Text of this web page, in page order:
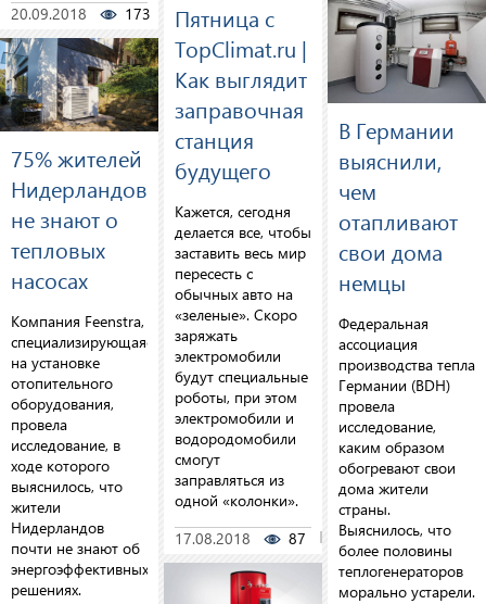
20.09.2018
173 0
75% жителей
Нидерландов
не знают о
тепловых
насосах
Компания Feenstra,
специализирующаяся
на установке
отопительного
оборудования,
провела
исследование, в
ходе которого
выяснилось, что
жители
Нидерландов
почти не знают об
энергоэффективных
решениях.
Пятница с
TopClimat.ru |
Как выглядит
заправочная
станция
будущего
Кажется, сегодня
делается все, чтобы
заставить весь мир
пересесть с
обычных авто на
«зеленые». Скоро
заряжать
электромобили
будут специальные
роботы, при этом
электромобили и
водородомобили
смогут
заправляться из
одной «колонки».
17.08.2018
87 0
В Германии
выяснили,
чем
отапливают
свои дома
немцы
Федеральная
ассоциация
производства тепла
Германии (BDH)
провела
исследование,
каким образом
обогревают свои
дома жители
страны.
Выяснилось, что
более половины
теплогенераторов
морально устарели.